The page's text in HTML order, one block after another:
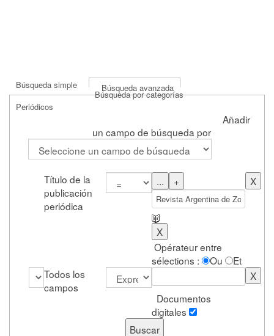
Búsqueda simple Búsqueda avanzada
Búsqueda por categorías
Periódicos
Añadir
un campo de búsqueda por
Título de la
publicación
periódica
Opérateur entre
sélections :
Ou
Et
Todos los
campos
Documentos
digitales